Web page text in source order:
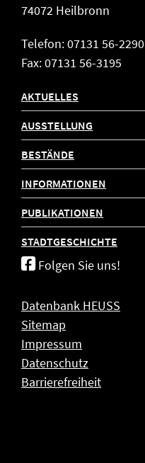
74072 Heilbronn
Telefon: 07131 56-2290
Fax: 07131 56-3195
AKTUELLES
AUSSTELLUNG
BESTÄNDE
INFORMATIONEN
PUBLIKATIONEN
STADTGESCHICHTE
Folgen Sie uns!
Datenbank HEUSS
Sitemap
Impressum
Datenschutz
Barrierefreiheit